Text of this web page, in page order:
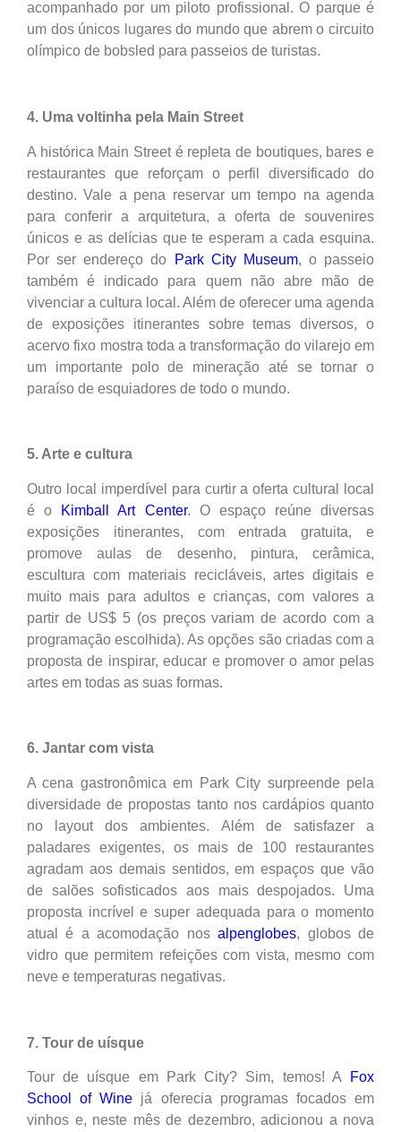
acompanhado por um piloto profissional. O parque é
um dos únicos lugares do mundo que abrem o circuito
olímpico de bobsled para passeios de turistas.
4. Uma voltinha pela Main Street
A histórica Main Street é repleta de boutiques, bares e
restaurantes que reforçam o perfil diversificado do
destino. Vale a pena reservar um tempo na agenda
para conferir a arquitetura, a oferta de souvenires
únicos e as delícias que te esperam a cada esquina.
Por ser endereço do
Park City Museum, o passeio
também é indicado para quem não abre mão de
vivenciar a cultura local. Além de oferecer uma agenda
de exposições itinerantes sobre temas diversos, o
acervo fixo mostra toda a transformação do vilarejo em
um importante polo de mineração até se tornar o
paraíso de esquiadores de todo o mundo.
5. Arte e cultura
Outro local imperdível para curtir a oferta cultural local
é o
Kimball Art Center. O espaço reúne diversas
exposições itinerantes, com entrada gratuita, e
promove aulas de desenho, pintura, cerâmica,
escultura com materiais recicláveis, artes digitais e
muito mais para adultos e crianças, com valores a
partir de US$ 5 (os preços variam de acordo com a
programação escolhida). As opções são criadas com a
proposta de inspirar, educar e promover o amor pelas
artes em todas as suas formas.
6. Jantar com vista
A cena gastronômica em Park City surpreende pela
diversidade de propostas tanto nos cardápios quanto
no layout dos ambientes. Além de satisfazer a
paladares exigentes, os mais de 100 restaurantes
agradam aos demais sentidos, em espaços que vão
de salões sofisticados aos mais despojados. Uma
proposta incrível e super adequada para o momento
atual é a acomodação nosalpenglobes, globos de
vidro que permitem refeições com vista, mesmo com
neve e temperaturas negativas.
7. Tour de uísque
Tour de uísque em Park City? Sim, temos! A
Fox
School of Wine já oferecia programas focados em
vinhos e, neste mês de dezembro, adicionou a nova